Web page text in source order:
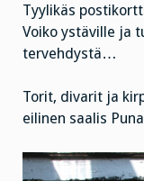
Tyylikäs
Voiko ystäville ja
tervehdystä…
Torit, divarit ja
eilinen saalis